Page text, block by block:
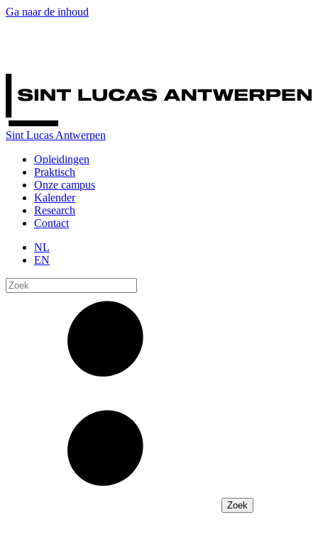
Ga naar de inhoud
Sint Lucas Antwerpen
Opleidingen
Praktisch
Onze campus
Kalender
Research
Contact
NL
EN